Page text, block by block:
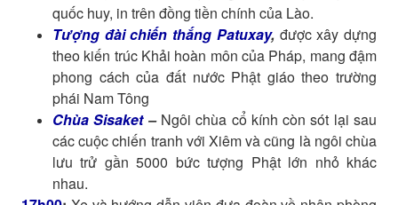
quốc huy, in trên đồng tiền chính của Lào.
Tượng đài chiến thắng Patuxay, được xây dựng
theo kiến trúc Khải hoàn môn của Pháp, mang đậm
phong cách của đất nước Phật giáo theo trường
phái Nam Tông
Chùa Sisaket– Ngôi chùa cổ kính còn sót lại sau
các cuộc chiến tranh với Xiêm và cũng là ngôi chùa
lưu trử gần 5000 bức tượng Phật lớn nhỏ khác
nhau.